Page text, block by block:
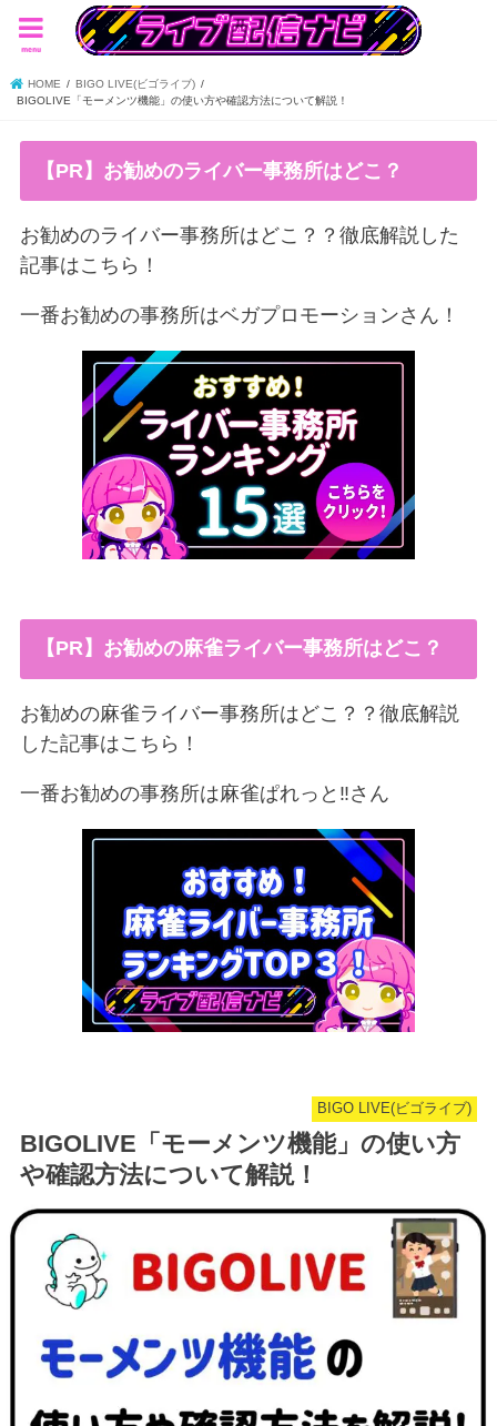
menu
HOME
BIGO LIVE(ビゴライブ)
BIGOLIVE「モーメンツ機能」の使い方や確認方法について解説！
【PR】お勧めのライバー事務所はどこ？
お勧めのライバー事務所はどこ？？徹底解説した
記事はこちら！
一番お勧めの事務所はベガプロモーションさん！
【PR】お勧めの麻雀ライバー事務所はどこ？
お勧めの麻雀ライバー事務所はどこ？？徹底解説
した記事はこちら！
一番お勧めの事務所は麻雀ぱれっと‼︎さん
BIGO LIVE(ビゴライブ)
BIGOLIVE「モーメンツ機能」の使い方
や確認方法について解説！